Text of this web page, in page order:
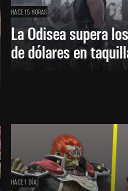
HACE 15 HORAS
La Odisea supera
de dólares en
HACE 1 DÍA